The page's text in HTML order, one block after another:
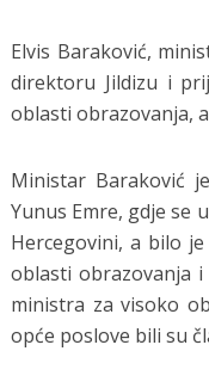
Elvis Baraković,
direktoru Jildizu i
oblasti obrazovanja,
Ministar Baraković
Yunus Emre, gdje se
Hercegovini, a bilo
oblasti obrazovanja i
ministra za visoko
opće poslove bili su